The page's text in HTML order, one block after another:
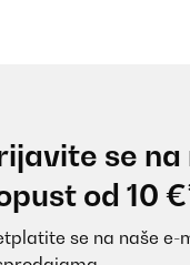
ist schön, gut
se
od 10
se na naše e-